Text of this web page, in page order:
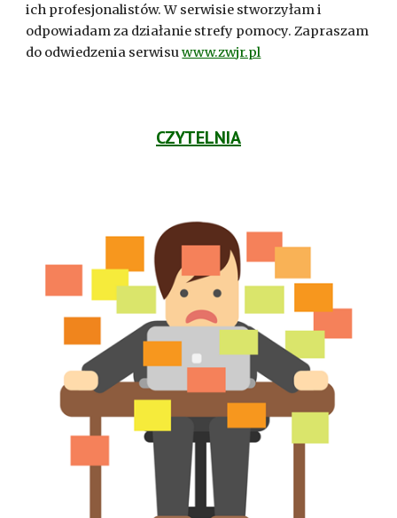
ich profesjonalistów. W serwisie stworzyłam i
odpowiadam za działanie strefy pomocy. Zapraszam
do odwiedzenia serwisuwww.zwjr.pl
CZYTELNIA